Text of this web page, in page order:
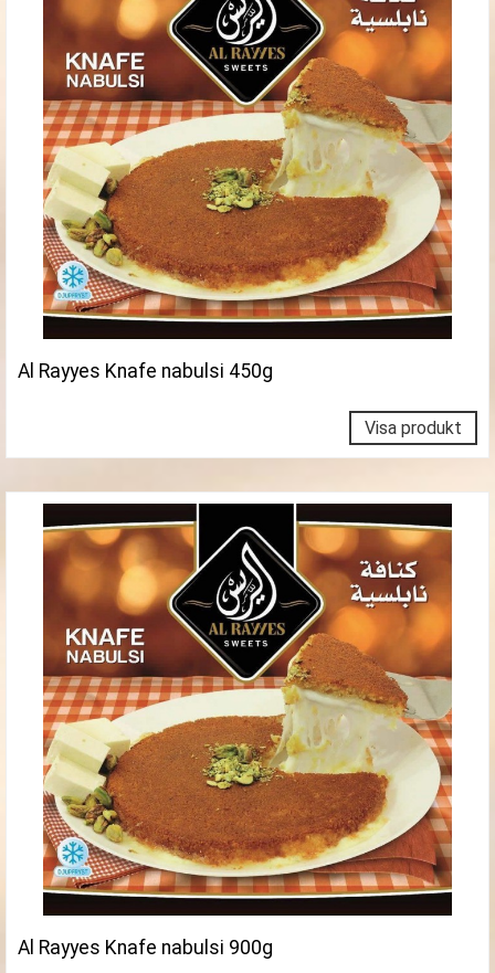
Al Rayyes Knafe nabulsi 450g
Visa produkt
Al Rayyes Knafe nabulsi 900g